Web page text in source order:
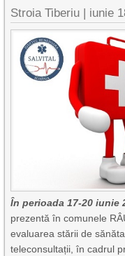
Stroia Tiberiu | iunie
În perioada 17-20 iunie
prezentă în comunele
evaluarea stării de
teleconsultații, în cadrul